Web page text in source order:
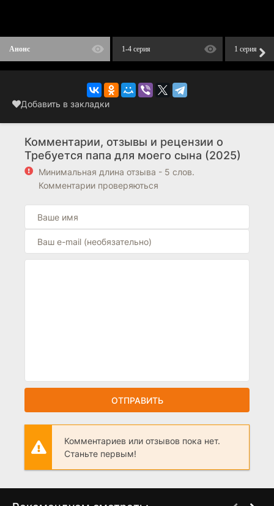
Анонс 1-4 серия 1 серия
Добавить в закладки
Комментарии, отзывы и рецензии о
Требуется папа для моего сына (2025)
Минимальная длина отзыва - 5 слов.
Комментарии проверяються
ОТПРАВИТЬ
Комментариев или отзывов пока нет.
Станьте первым!